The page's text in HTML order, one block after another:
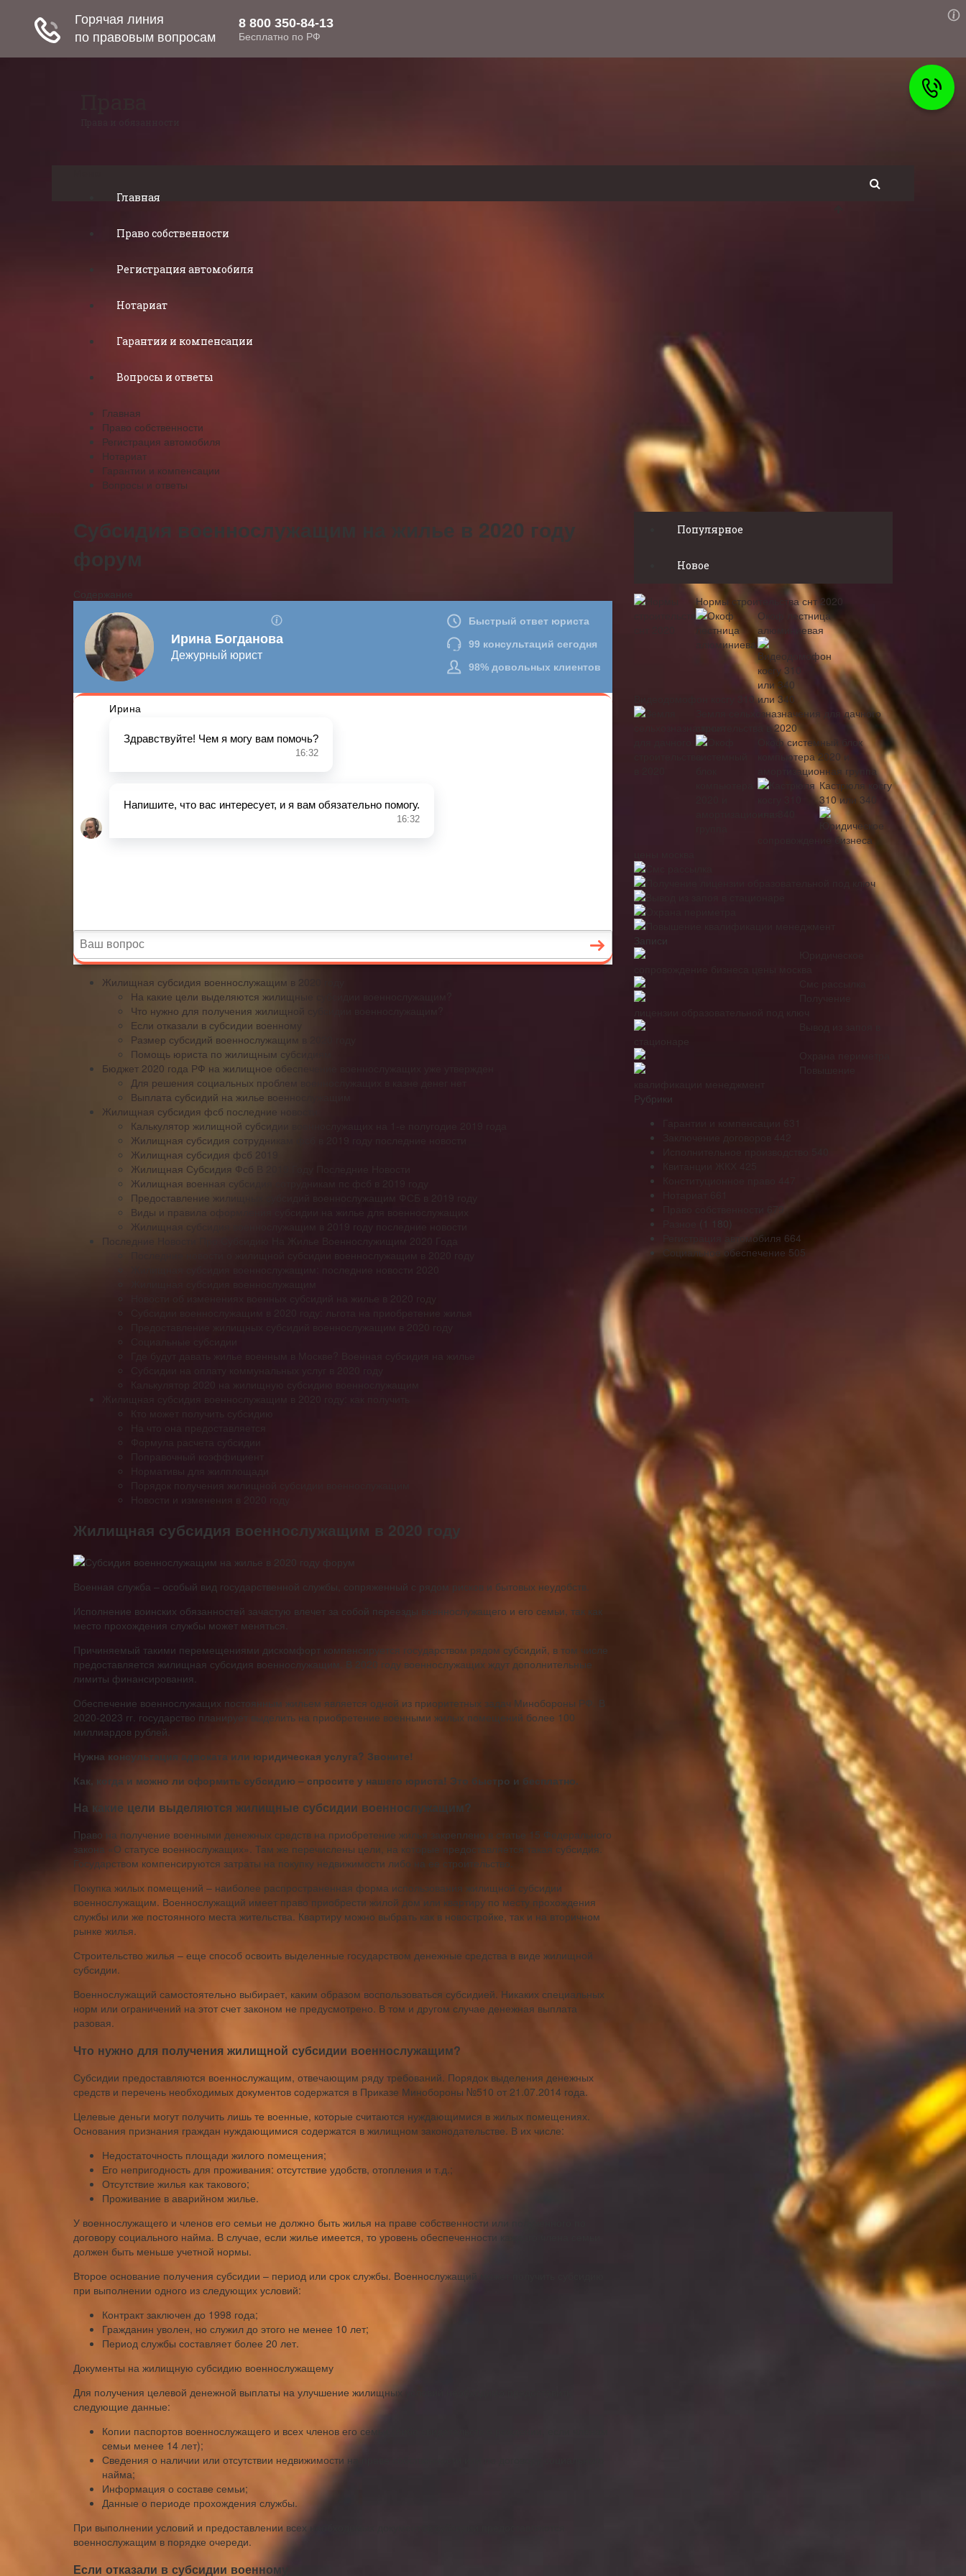
Главная
Право собственности
Регистрация автомобиля
Нотариат
Гарантии и компенсации
Вопросы и ответы
Главная
Право собственности
Регистрация автомобиля
Нотариат
Гарантии и компенсации
Вопросы и ответы
Субсидия военнослужащим на жилье в 2020 году
Жилищная субсидия военнослужащим в 2020 году
На какие цели выделяются жилищные субсидии военнослужащим?
Что нужно для получения жилищной субсидии военнослужащим?
Если отказали в субсидии военному
Размер субсидий военнослужащим в 2020 году
Помощь юриста по жилищным субсидиям
Бюджет 2020 года РФ на жилищное обеспечение военнослужащих уже утвержден
Для решения социальных проблем военнослужащих в казне денег нет
Выплата субсидий на жилье военнослужащим
Жилищная субсидия фсб последние новости
Калькулятор жилищной субсидии военнослужащих на 1-е полугодие 2019 года
Жилищная субсидия сотрудникам фсб в 2019 году последние новости
Жилищная субсидия фсб 2019
Жилищная Субсидия Фсб В 2019 Году Последние Новости
Жилищная военная субсидия сотрудникам пс фсб в 2019 году
Предоставление жилищных субсидий военнослужащим ФСБ в 2019 году
Виды и правила оформления субсидии на жилье для военнослужащих
Жилищная субсидия военнослужащим в 2019 году последние новости
Последние Новости Про Субсидию На Жилье Военнослужищим 2020 Года
Новости об изменениях военных субсидий на жилье в 2020 году
Субсидии военнослужащим в 2020 году: льгота на приобретение жилья
На что она предоставляется
Формула расчета субсидии
Поправочный коэффициент
Нормативы для жилплощади
Порядок получения жилищной субсидии военнослужащим
Новости и изменения в 2020 году
Жилищная субсидия военнослужащим в 2020 году
Военная служба – особый вид государственной службы, сопряженный с рядом рисков и бытовых неудобств.
Исполнение воинских обязанностей зачастую влечет за собой переезды военнослужащего и его семьи, так как
место прохождения службы может меняться.
Причиняемый такими перемещениями дискомфорт компенсируется государством рядом субсидий, в том числе
предоставляется жилищная субсидия военнослужащим. В 2020 году военнослужащих ждут дополнительные
лимиты финансирования.
Обеспечение военнослужащих постоянным жильем является одной из приоритетных задач Минобороны РФ. В
2020-2023 гг. государство планирует выделить на приобретение военными жилых помещений более 100
миллиардов рублей.
Нужна консультация адвоката или юридическая услуга? Звоните!
Как, когда и можно ли оформить субсидию – спросите у нашего юриста! Это быстро и бесплатно.
На какие цели выделяются жилищные субсидии военнослужащим?
Право на получение военными денежных средств на приобретение жилья закреплено в статье 15 Федерального
закона «О статусе военнослужащих». Там же перечислены цели, на которые предоставляется такая субсидия.
Государством компенсируются затраты на покупку недвижимости либо на ее строительство.
Покупка жилых помещений – наиболее распространенная форма использования жилищной субсидии
военнослужащим. Военнослужащий имеет право приобрести жилой дом или квартиру по месту прохождения
службы или же постоянного места жительства. Квартиру можно выбрать как в новостройке, так и на вторичном
рынке жилья.
Строительство жилья – еще способ освоить выделенные государством денежные средства в виде жилищной
субсидии.
Военнослужащий самостоятельно выбирает, каким образом воспользоваться субсидией. Никаких специальных
норм или ограничений на этот счет законом не предусмотрено. В том и другом случае денежная выплата
разовая.
Что нужно для получения жилищной субсидии военнослужащим?
Субсидии предоставляются военнослужащим, отвечающим ряду требований. Порядок выделения денежных
средств и перечень необходимых документов содержатся в Приказе Минобороны №510 от 21.07.2014 года.
Целевые деньги могут получить лишь те военные, которые считаются нуждающимися в жилых помещениях.
Основания признания граждан нуждающимися содержатся в жилищном законодательстве. В их числе:
Недостаточность площади жилого помещения;
Его непригодность для проживания: отсутствие удобств, отопления и т.д.;
Отсутствие жилья как такового;
Проживание в аварийном жилье.
У военнослужащего и членов его семьи не должно быть жилья на праве собственности или полученного по
договору социального найма. В случае, если жилье имеется, то уровень обеспеченности каждого члена семьи
должен быть меньше учетной нормы.
Второе основание получения субсидии – период или срок службы. Военнослужащий может получить субсидию
при выполнении одного из следующих условий:
Контракт заключен до 1998 года;
Гражданин уволен, но служил до этого не менее 10 лет;
Период службы составляет более 20 лет.
Документы на жилищную субсидию военнослужащему
Для получения целевой денежной выплаты на улучшение жилищных условий необходимо предоставить
следующие данные:
Копии паспортов военнослужащего и всех членов его семьи (либо свидетельств о рождении, если членам
семьи менее 14 лет);
Сведения о наличии или отсутствии недвижимости на праве собственности или по договору социального
найма;
Информация о составе семьи;
Данные о периоде прохождения службы.
При выполнении условий и предоставлении всех необходимых документов субсидии предоставляются
военнослужащим в порядке очереди.
Если отказали в субсидии военному
Популярное
Новое
Нормы строительства снт 2020
Окоф лестница
алюминиевая
Видеодомофон косгу 310 или 340
Земля сельхозназначения для дачного
строительства в 2020
Окоф системный блок
компьютера 2020 и
амортизационная группа
Кастрюля косгу
310 или 340
Юридическое
сопровождение бизнеса
Получение лицензии образовательной под ключ
Записи
Рубрики
(1 180)
Регистрация автомобиля 664
Социальное обеспечение 505